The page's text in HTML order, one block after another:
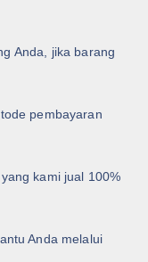
Anda, jika barang
pembayaran
kami jual 100%
Anda melalui